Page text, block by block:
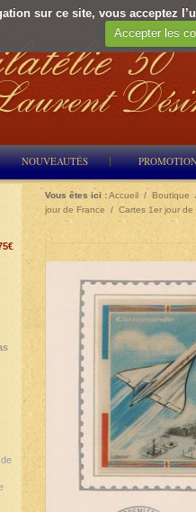
sur ce site, vous acceptez
Accepter les
NOUVEAUTÉS
Vous êtes ici :Accueil / Boutique
jour de France / Cartes 1er jour